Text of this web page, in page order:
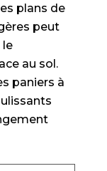
plans de
peut
le
au sol.
paniers à